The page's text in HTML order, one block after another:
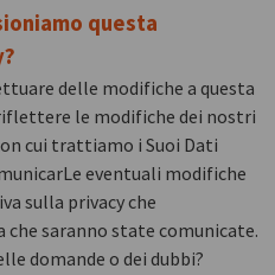
questa
delle modifiche a questa
le modifiche dei nostri
cui trattiamo i Suoi Dati
eventuali modifiche
sulla privacy che
saranno state comunicate.
domande o dei dubbi?